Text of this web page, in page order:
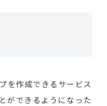
を作成できるサービス
ができるようになった